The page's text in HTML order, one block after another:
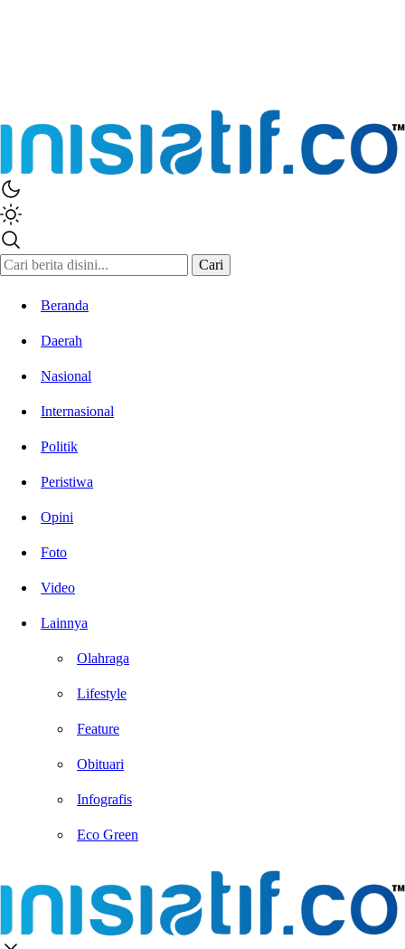
Inisiatif.co
Stay Connected Stay Informed
Cari
Beranda
Daerah
Nasional
Internasional
Politik
Peristiwa
Opini
Foto
Video
Lainnya
Olahraga
Lifestyle
Feature
Obituari
Infografis
Eco Green